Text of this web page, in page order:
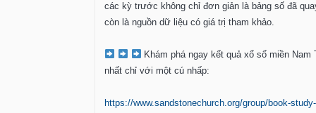
các kỳ trước không chỉ đơn giản là bảng số đã
còn là nguồn dữ liệu có giá trị tham khảo.
Khám phá ngay kết quả xổ số miền Nam
nhất chỉ với một cú nhấp:
https://www.sandstonechurch.org/group/book-